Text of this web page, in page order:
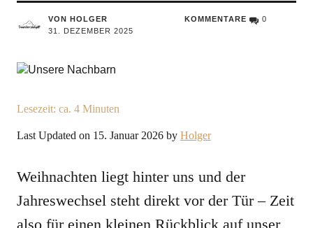
VON HOLGER
31. DEZEMBER 2025
KOMMENTARE 0
Lesezeit: ca. 4 Minuten
Last Updated on 15. Januar 2026 by Holger
Weihnachten liegt hinter uns und der
Jahreswechsel steht direkt vor der Tür – Zeit
also für einen kleinen Rückblick auf unser